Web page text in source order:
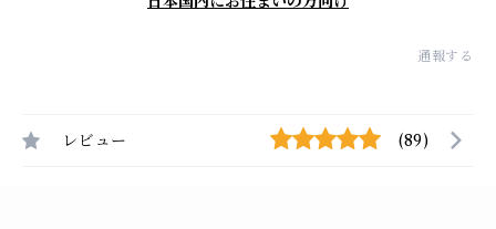
通報する
レビュー (89)